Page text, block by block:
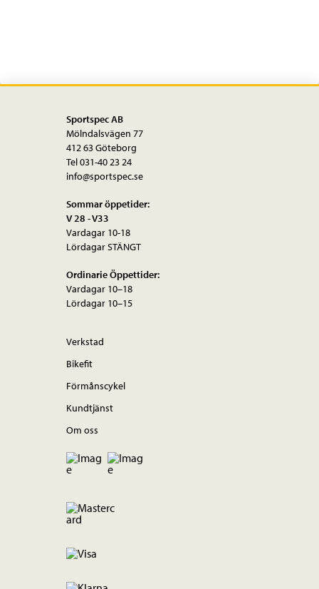
Sportspec AB
Mölndalsvägen 77
412 63 Göteborg
Tel 031-40 23 24
info@sportspec.se
Sommar öppetider:
V 28 - V33
Vardagar 10-18
Lördagar STÄNGT
Ordinarie Öppettider:
Vardagar 10–18
Lördagar 10–15
Verkstad
Bikefit
Förmånscykel
Kundtjänst
Om oss